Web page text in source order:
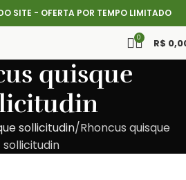
SITE - OFERTA POR TEMPO LIMITADO
0 R$
quisque
sollicitudin Rhoncus quisque
sollicitudin